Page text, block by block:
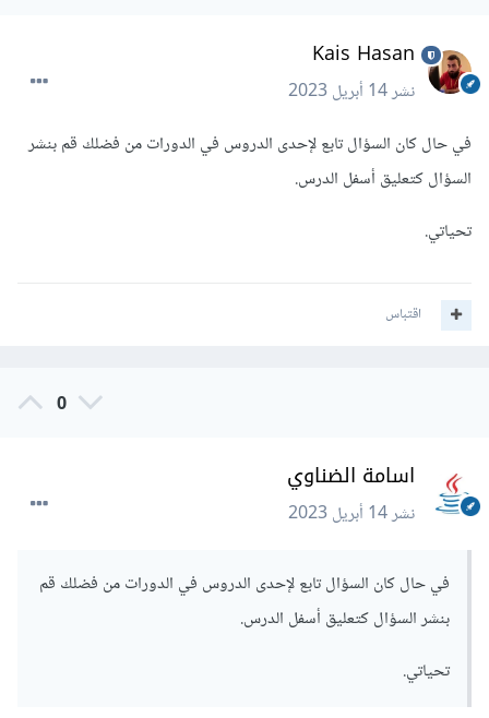
Kais Hasan
نشر14 أبريل 2023
في حال كان السؤال تابع لإحدى الدروس في الدورات من فضلك قم بنشر
السؤال كتعليق أسفل الدرس.
تحياتي.
اقتباس
0
اسامة الضناوي
نشر14 أبريل 2023
في حال كان السؤال تابع لإحدى الدروس في الدورات من فضلك قم
بنشر السؤال كتعليق أسفل الدرس.
تحياتي.